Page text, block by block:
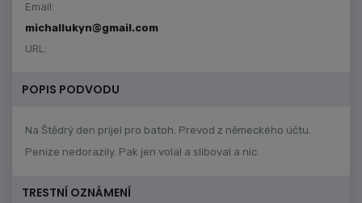
Email:
michallukyn@gmail.com
URL:
POPIS PODVODU
Na Štědrý den prijel pro batoh. Prevod z německého účtu.
Penize nedorazily. Pak jen volal a sliboval a nic.
TRESTNÍ OZNÁMENÍ